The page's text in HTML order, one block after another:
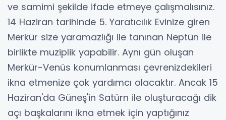
ve samimi şekilde ifade etmeye çalışmalısınız.
14 Haziran tarihinde 5. Yaratıcılık Evinize giren
Merkür size yaramazlığı ile tanınan Neptün ile
birlikte muziplik yapabilir. Aynı gün oluşan
Merkür-Venüs konumlanması çevrenizdekileri
ikna etmenize çok yardımcı olacaktır. Ancak 15
Haziran'da Güneş'in Satürn ile oluşturacağı dik
açı başkalarını ikna etmek için yaptığınız